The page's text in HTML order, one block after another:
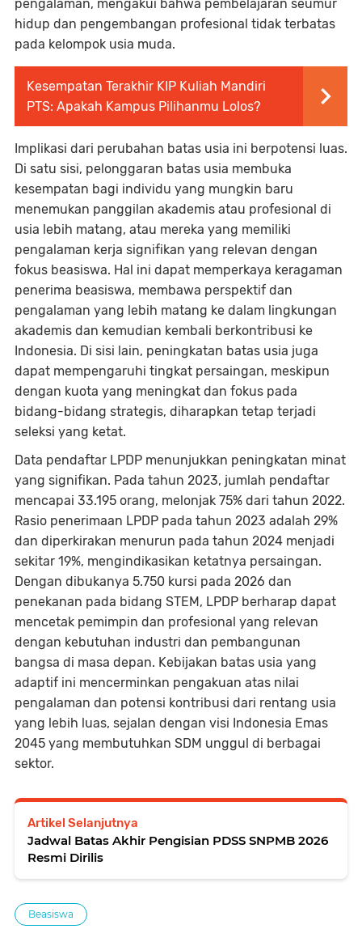
pengalaman, mengakui bahwa pembelajaran seumur
hidup dan pengembangan profesional tidak terbatas
pada kelompok usia muda.
Kesempatan Terakhir KIP Kuliah Mandiri
PTS: Apakah Kampus Pilihanmu Lolos?
Implikasi dari perubahan batas usia ini berpotensi luas.
Di satu sisi, pelonggaran batas usia membuka
kesempatan bagi individu yang mungkin baru
menemukan panggilan akademis atau profesional di
usia lebih matang, atau mereka yang memiliki
pengalaman kerja signifikan yang relevan dengan
fokus beasiswa. Hal ini dapat memperkaya keragaman
penerima beasiswa, membawa perspektif dan
pengalaman yang lebih matang ke dalam lingkungan
akademis dan kemudian kembali berkontribusi ke
Indonesia. Di sisi lain, peningkatan batas usia juga
dapat mempengaruhi tingkat persaingan, meskipun
dengan kuota yang meningkat dan fokus pada
bidang-bidang strategis, diharapkan tetap terjadi
seleksi yang ketat.
Data pendaftar LPDP menunjukkan peningkatan minat
yang signifikan. Pada tahun 2023, jumlah pendaftar
mencapai 33.195 orang, melonjak 75% dari tahun 2022.
Rasio penerimaan LPDP pada tahun 2023 adalah 29%
dan diperkirakan menurun pada tahun 2024 menjadi
sekitar 19%, mengindikasikan ketatnya persaingan.
Dengan dibukanya 5.750 kursi pada 2026 dan
penekanan pada bidang STEM, LPDP berharap dapat
mencetak pemimpin dan profesional yang relevan
dengan kebutuhan industri dan pembangunan
bangsa di masa depan. Kebijakan batas usia yang
adaptif ini mencerminkan pengakuan atas nilai
pengalaman dan potensi kontribusi dari rentang usia
yang lebih luas, sejalan dengan visi Indonesia Emas
2045 yang membutuhkan SDM unggul di berbagai
sektor.
Artikel Selanjutnya
Jadwal Batas Akhir Pengisian PDSS SNPMB 2026
Resmi Dirilis
Beasiswa